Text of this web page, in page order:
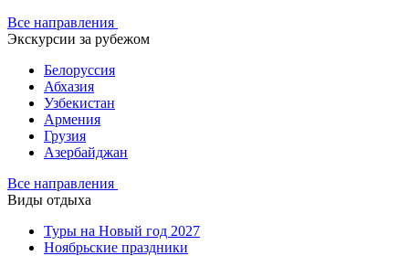
Все направления
Экскурсии за рубежом
Белоруссия
Абхазия
Узбекистан
Армения
Грузия
Азербайджан
Все направления
Виды отдыха
Туры на Новый год 2027
Ноябрьские праздники